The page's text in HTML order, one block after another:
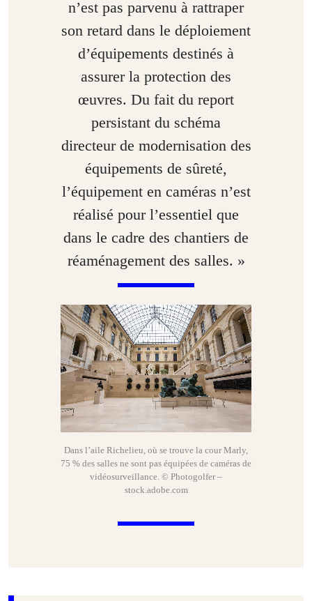
n’est pas parvenu à rattraper
son retard dans le déploiement
d’équipements destinés à
assurer la protection des
œuvres. Du fait du report
persistant du schéma
directeur de modernisation des
équipements de sûreté,
l’équipement en caméras n’est
réalisé pour l’essentiel que
dans le cadre des chantiers de
réaménagement des salles. »
Dans l’aile Richelieu, où se trouve la cour Marly,
75 % des salles ne sont pas équipées de caméras de
vidéosurveillance. © Photogolfer –
stock.adobe.com